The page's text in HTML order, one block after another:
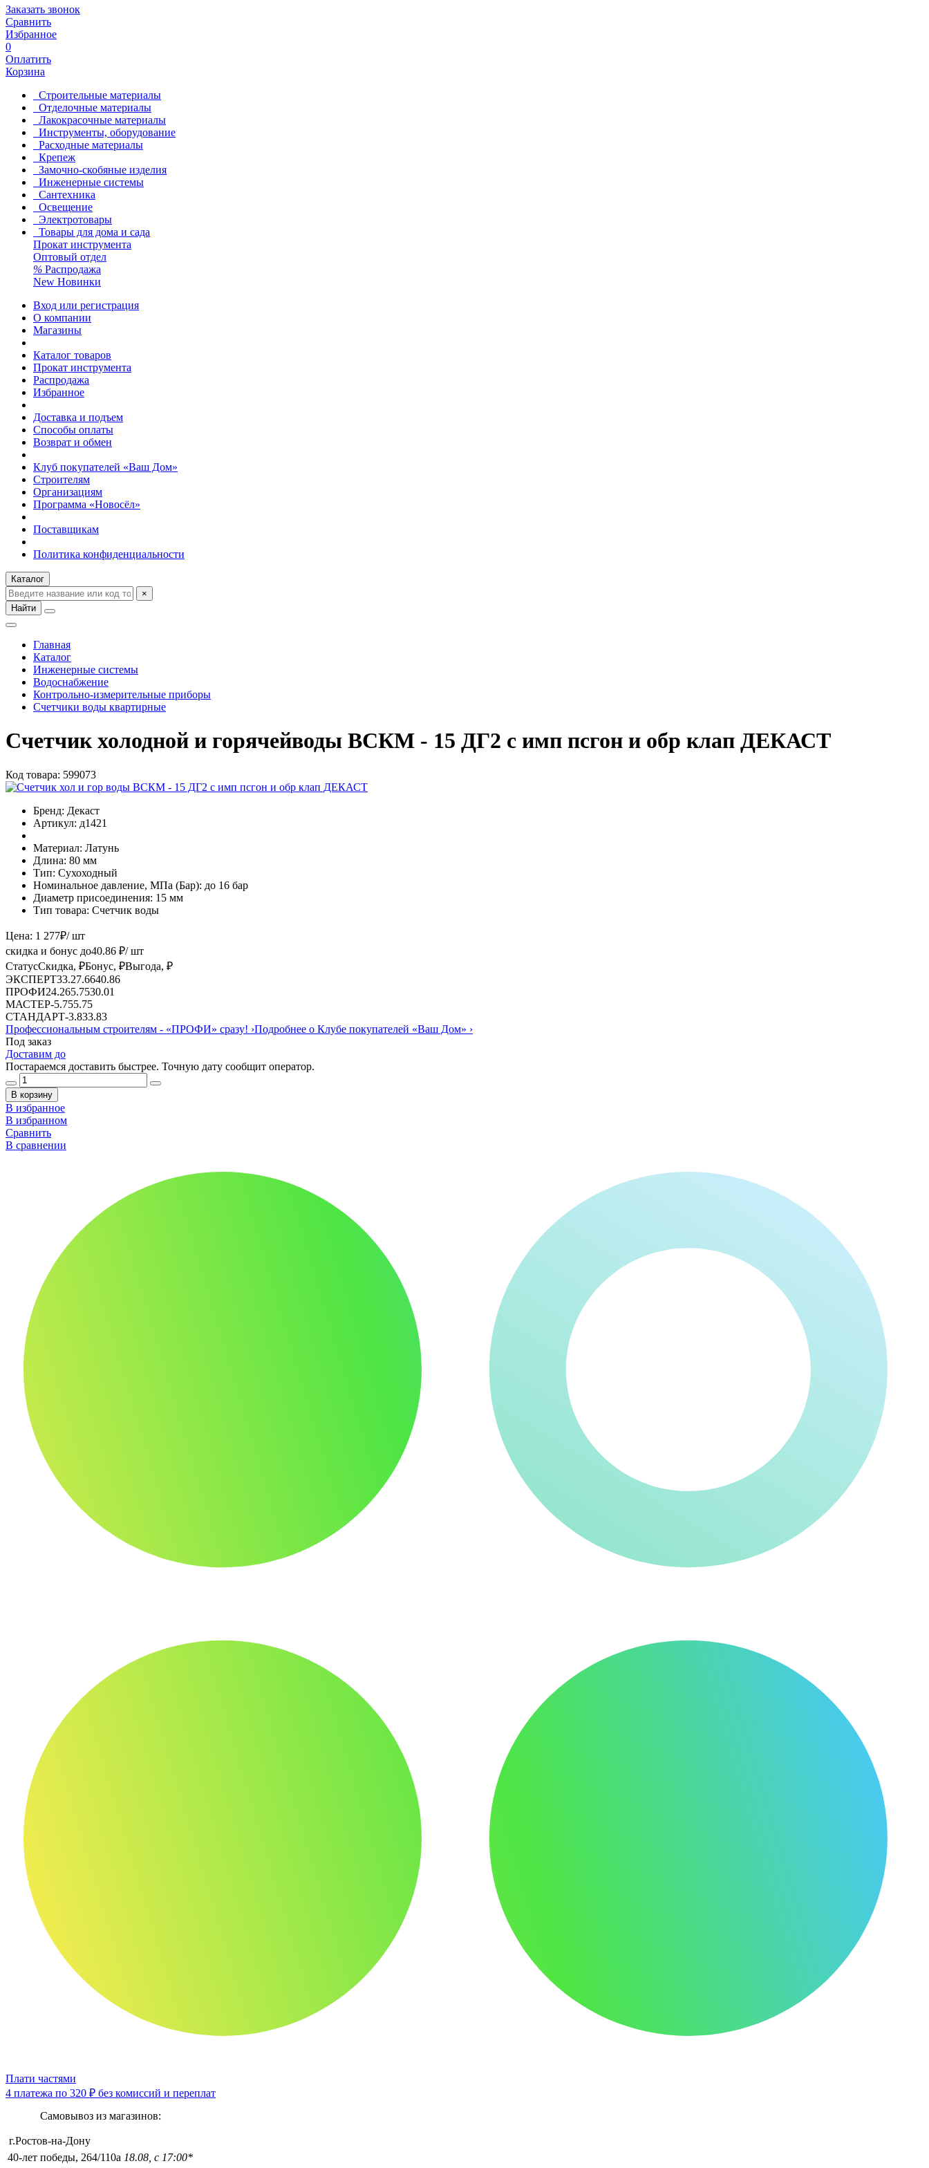
Заказать звонок
Сравнить
Избранное
0
Оплатить
Корзина
Строительные материалы
Отделочные материалы
Лакокрасочные материалы
Инструменты, оборудование
Расходные материалы
Крепеж
Замочно-скобяные изделия
Инженерные системы
Сантехника
Освещение
Электротовары
Товары для дома и сада
Прокат инструмента
Оптовый отдел
% Распродажа
New Новинки
Вход или регистрация
О компании
Магазины
Каталог товаров
Прокат инструмента
Распродажа
Избранное
Доставка и подъем
Способы оплаты
Возврат и обмен
Клуб покупателей «Ваш Дом»
Строителям
Организациям
Программа «Новосёл»
Поставщикам
Политика конфиденциальности
Каталог
×
Найти
Главная
Каталог
Инженерные системы
Водоснабжение
Контрольно-измерительные приборы
Счетчики воды квартирные
Счетчик холодной и горячейводы ВСКМ - 15 ДГ2 с имп псгон и обр клап ДЕКАСТ
Код товара: 599073
Бренд: Декаст
Артикул: д1421
Материал: Латунь
Длина: 80 мм
Тип: Сухоходный
Номинальное давление, МПа (Бар): до 16 бар
Диаметр присоединения: 15 мм
Тип товара: Счетчик воды
Цена: 1 277₽/ шт
скидка и бонус до40.86 ₽/ шт
СтатусСкидка, ₽Бонус, ₽Выгода, ₽
ЭКСПЕРТ33.27.6640.86
ПРОФИ24.265.7530.01
МАСТЕР-5.755.75
СТАНДАРТ-3.833.83
Профессиональным строителям - «ПРОФИ» сразу! ›Подробнее о Клубе покупателей «Ваш Дом» ›
Под заказ
Доставим до
Постараемся доставить быстрее. Точную дату сообщит оператор.
В корзину
В избранное
В избранном
Сравнить
В сравнении
Плати частями
4 платежа по 320 ₽ без комиссий и переплат
Самовывоз из магазинов:
г.Ростов-на-Дону
40-лет победы, 264/110а 18.08, с 17:00*